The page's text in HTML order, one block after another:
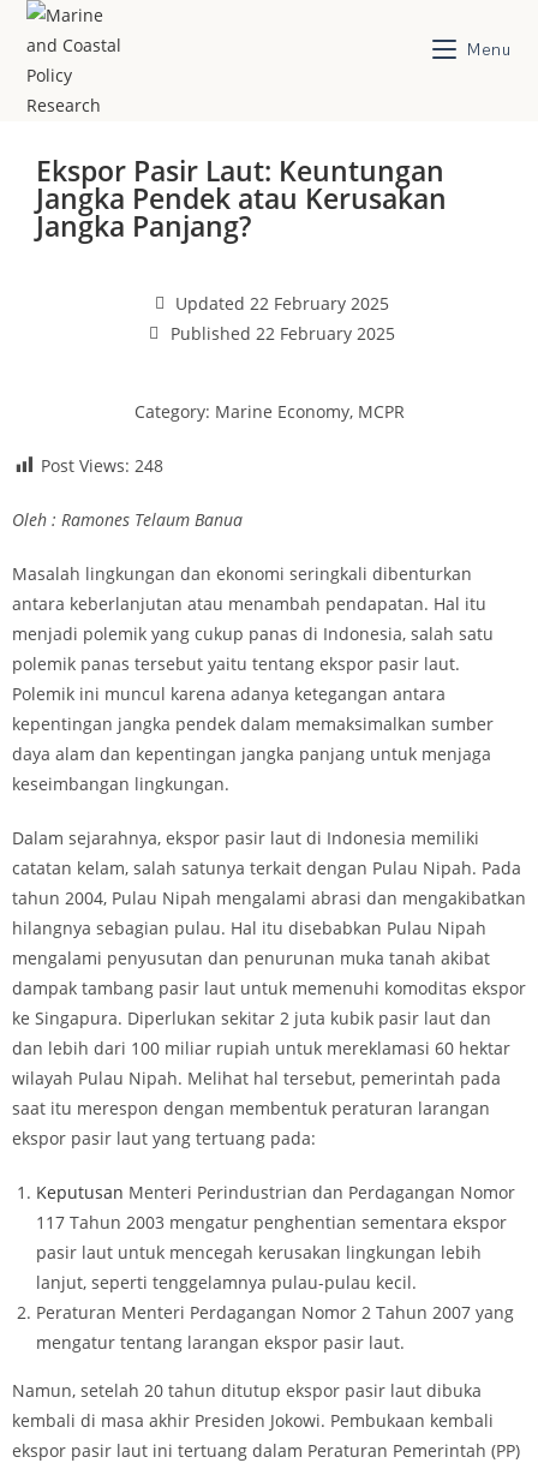
Menu
Ekspor Pasir Laut: Keuntungan
Jangka Pendek atau Kerusakan
Jangka Panjang?
Updated 22 February 2025
Published 22 February 2025
Category: Marine Economy, MCPR
Post Views: 248
Oleh : Ramones Telaum Banua
Masalah lingkungan dan ekonomi seringkali dibenturkan
antara keberlanjutan atau menambah pendapatan. Hal itu
menjadi polemik yang cukup panas di Indonesia, salah satu
polemik panas tersebut yaitu tentang ekspor pasir laut.
Polemik ini muncul karena adanya ketegangan antara
kepentingan jangka pendek dalam memaksimalkan sumber
daya alam dan kepentingan jangka panjang untuk menjaga
keseimbangan lingkungan.
Dalam sejarahnya, ekspor pasir laut di Indonesia memiliki
catatan kelam, salah satunya terkait dengan Pulau Nipah. Pada
tahun 2004, Pulau Nipah mengalami abrasi dan mengakibatkan
hilangnya sebagian pulau. Hal itu disebabkan Pulau Nipah
mengalami penyusutan dan penurunan muka tanah akibat
dampak tambang pasir laut untuk memenuhi komoditas ekspor
ke Singapura. Diperlukan sekitar 2 juta kubik pasir laut dan
dan lebih dari 100 miliar rupiah untuk mereklamasi 60 hektar
wilayah Pulau Nipah. Melihat hal tersebut, pemerintah pada
saat itu merespon dengan membentuk peraturan larangan
ekspor pasir laut yang tertuang pada:
Keputusan Menteri Perindustrian dan Perdagangan Nomor
117 Tahun 2003 mengatur penghentian sementara ekspor
pasir laut untuk mencegah kerusakan lingkungan lebih
lanjut, seperti tenggelamnya pulau-pulau kecil.
Peraturan Menteri Perdagangan Nomor 2 Tahun 2007 yang
mengatur tentang larangan ekspor pasir laut.
Namun, setelah 20 tahun ditutup ekspor pasir laut dibuka
kembali di masa akhir Presiden Jokowi. Pembukaan kembali
ekspor pasir laut ini tertuang dalam Peraturan Pemerintah (PP)